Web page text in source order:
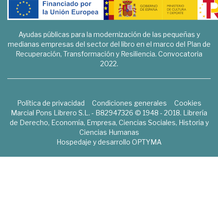
Ayudas públicas para la modernización de las pequeñas y
medianas empresas del sector del libro en el marco del Plan de
Recuperación, Transformación y Resiliencia. Convocatoria
2022.
Política de privacidad Condiciones generales
Cookies
Marcial Pons Librero S.L. - B82947326 © 1948 - 2018. Librería
de Derecho, Economía, Empresa, Ciencias Sociales, Historia y
Ciencias Humanas
Hospedaje y desarrollo OPTYMA